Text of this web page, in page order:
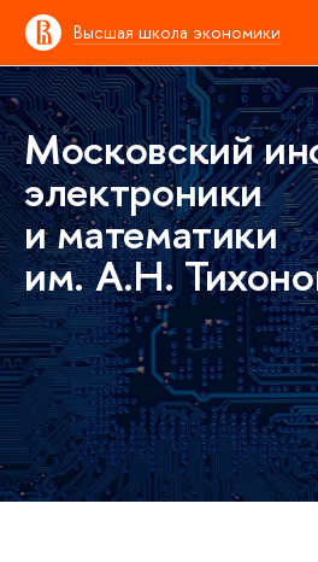
Высшая школа экономики
Московский
электроники
и математики
им. А.Н.